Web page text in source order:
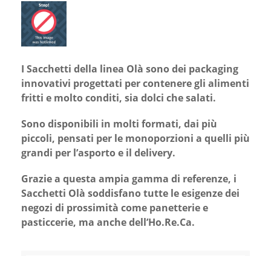
I Sacchetti della linea Olà sono dei packaging
innovativi progettati per contenere gli alimenti
fritti e molto conditi, sia dolci che salati.
Sono disponibili in molti formati, dai più
piccoli, pensati per le monoporzioni a quelli più
grandi per l’asporto e il delivery.
Grazie a questa ampia gamma di referenze, i
Sacchetti Olà soddisfano tutte le esigenze dei
negozi di prossimità come panetterie e
pasticcerie, ma anche dell’Ho.Re.Ca.